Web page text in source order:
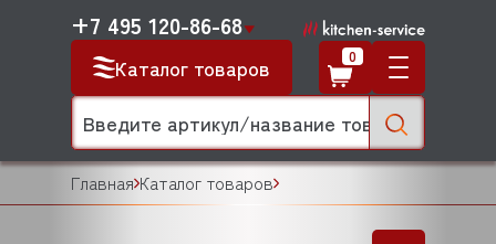
Каталог товаров
+7 495 120-86-68
0
Главная Каталог товаров